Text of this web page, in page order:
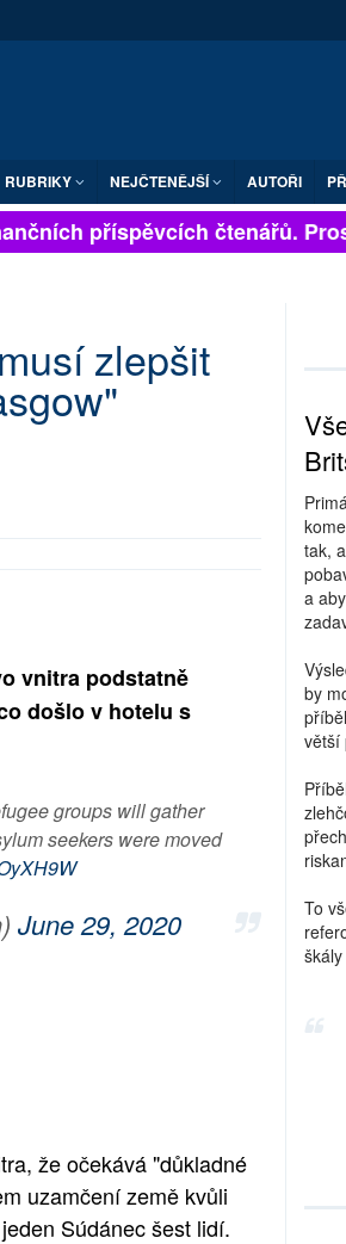
RUBRIKY NEJČTENĚJŠÍ AUTOŘI
příspěvcích čtenářů.
zlepšit
vnitra podstatně
došlo v hotelu s
groups will gather
seekers were moved
June 29, 2020
že očekává "důkladné
uzamčení země kvůli
Súdánec šest lidí.
tak,
a
by
větší
To